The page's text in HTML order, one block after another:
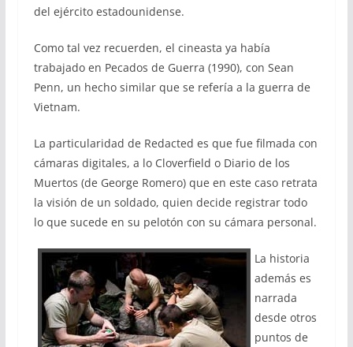
del ejército estadounidense.
Como tal vez recuerden, el cineasta ya había
trabajado en Pecados de Guerra (1990), con Sean
Penn, un hecho similar que se refería a la guerra de
Vietnam.
La particularidad de Redacted es que fue filmada con
cámaras digitales, a lo Cloverfield o Diario de los
Muertos (de George Romero) que en este caso retrata
la visión de un soldado, quien decide registrar todo
lo que sucede en su pelotón con su cámara personal.
La historia
además es
narrada
desde otros
puntos de